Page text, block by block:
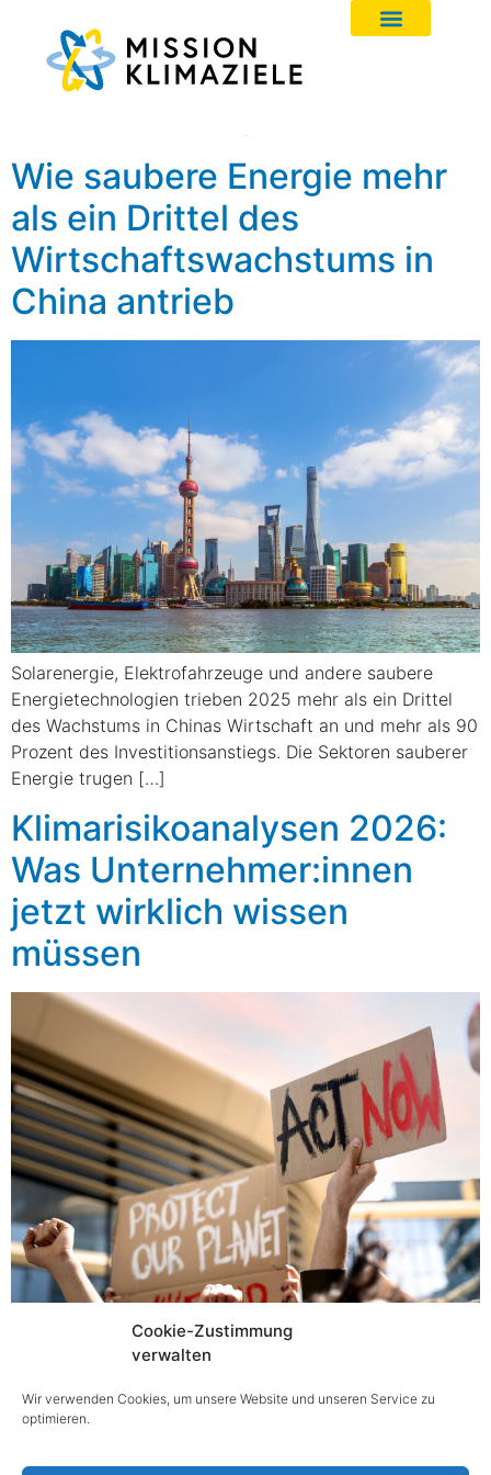
Cookie-Zustimmung
verwalten
Wir verwenden Cookies, um unsere Website und unseren Service zu
optimieren.
Wie saubere Energie mehr
als ein Drittel des
Wirtschaftswachstums in
China antrieb
Solarenergie, Elektrofahrzeuge und andere saubere
Energietechnologien trieben 2025 mehr als ein Drittel
des Wachstums in Chinas Wirtschaft an und mehr als 90
Prozent des Investitionsanstiegs. Die Sektoren sauberer
Energie trugen […]
Klimarisikoanalysen 2026:
Was Unternehmer:innen
jetzt wirklich wissen
müssen
Die Anforderungen an Unternehmen im Bereich
Klimaberichterstattung steigen massiv. Mit der
ESRS-Standards müssen Unternehmen erstmals sehr
detailliert offenlegen, wie sie mit Klimarisiken,